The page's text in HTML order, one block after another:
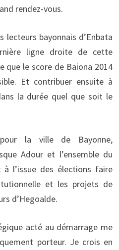
rendez-vous.
lecteurs bayonnais d’Enbata
ligne droite de cette
que le score de Baiona 2014
Et contribuer ensuite à
la durée quel que soit le
la ville de Bayonne,
Adour et l’ensemble du
à l’issue des élections faire
et les projets de
d’Hegoalde.
acté au démarrage me
porteur. Je crois en